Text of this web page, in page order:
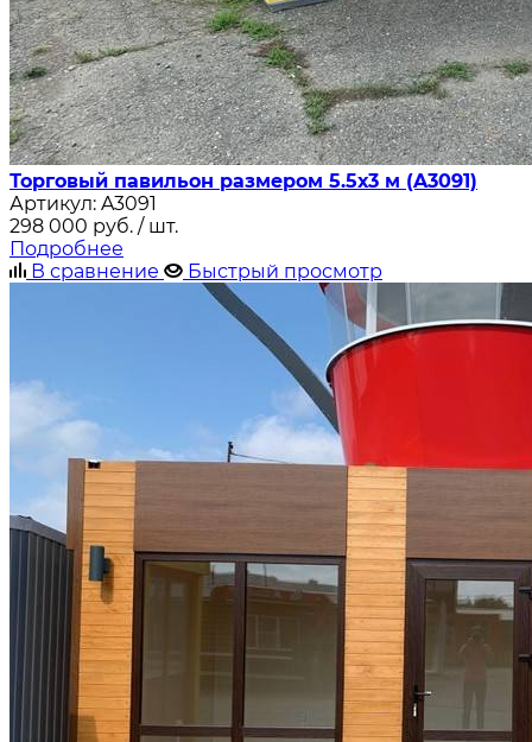
Торговый павильон размером 5.5х3 м (A3091)
Артикул: A3091
298 000 руб. / шт.
Подробнее
В сравнение
Быстрый просмотр